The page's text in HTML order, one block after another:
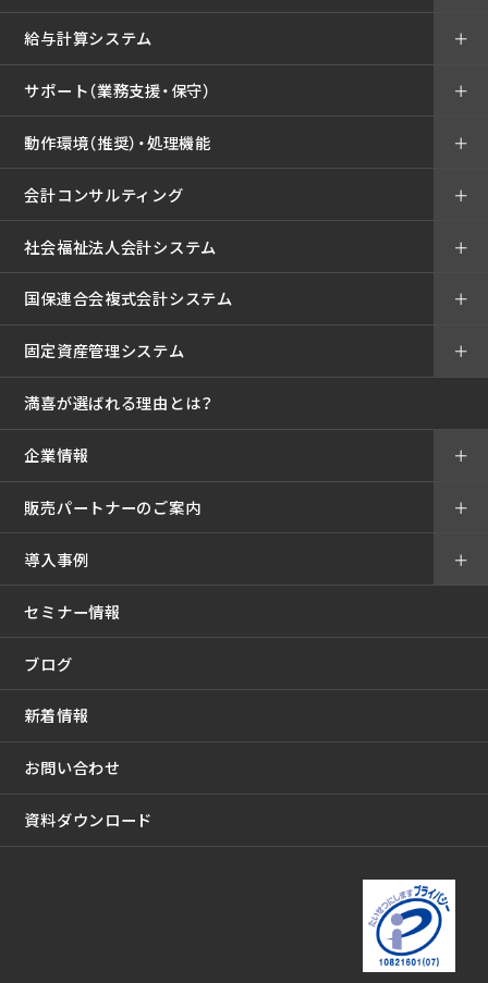
給与計算システム ＋
サポート（業務支援・保守） ＋
動作環境（推奨）・処理機能 ＋
会計コンサルティング ＋
社会福祉法人会計システム ＋
国保連合会複式会計システム ＋
固定資産管理システム ＋
満喜が選ばれる理由とは？
企業情報 ＋
販売パートナーのご案内 ＋
導入事例
セミナー情報
＋
ブログ
新着情報
お問い合わせ
資料ダウンロード